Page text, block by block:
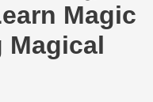
Magic
Magical